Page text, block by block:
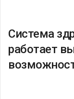
Система
работает